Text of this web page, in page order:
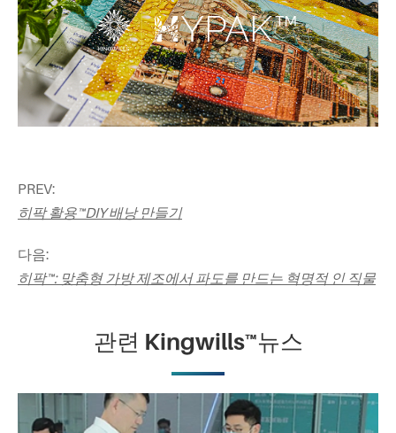
PREV:
히팍 활용™DIY 배낭 만들기
다음:
히팍™: 맞춤형 가방 제조에서 파도를 만드는 혁명적 인 직물
관련 Kingwills™뉴스